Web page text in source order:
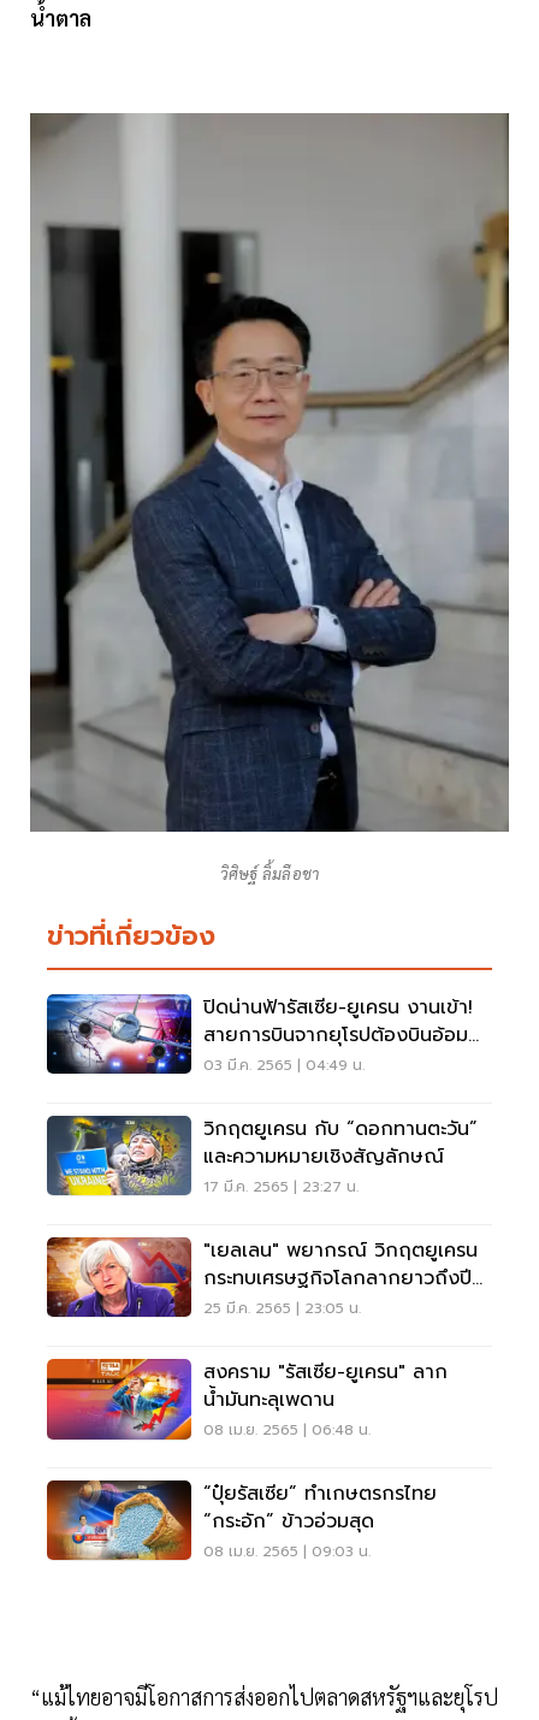
น้ำตาล
วิศิษฐ์ ลิ้มลือชา
ข่าวที่เกี่ยวข้อง
ปิดน่านฟ้ารัสเซีย-ยูเครน งานเข้า!
สายการบินจากยุโรปต้องบินอ้อม
โลก
03 มี.ค. 2565 | 04:49 น.
วิกฤตยูเครน กับ “ดอกทานตะวัน”
และความหมายเชิงสัญลักษณ์
17 มี.ค. 2565 | 23:27 น.
"เยลเลน" พยากรณ์ วิกฤตยูเครน
กระทบเศรษฐกิจโลกลากยาวถึงปี
หน้า
25 มี.ค. 2565 | 23:05 น.
สงคราม "รัสเซีย-ยูเครน" ลาก
น้ำมันทะลุเพดาน
08 เม.ย. 2565 | 06:48 น.
“ปุ๋ยรัสเซีย” ทำเกษตรกรไทย
“กระอัก” ข้าวอ่วมสุด
08 เม.ย. 2565 | 09:03 น.
“แม้ไทยอาจมีโอกาสการส่งออกไปตลาดสหรัฐฯและยุโรป